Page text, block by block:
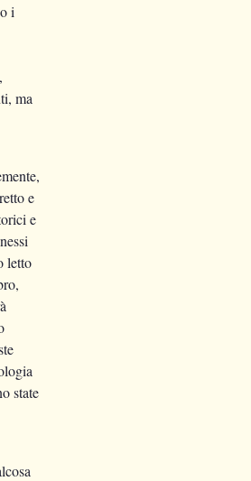
i
ma
e
e
letto
state